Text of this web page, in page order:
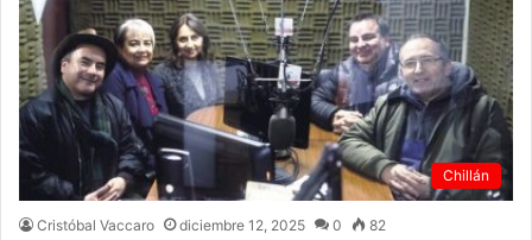
Chillán
Cristóbal Vaccaro diciembre 12, 2025 0 82